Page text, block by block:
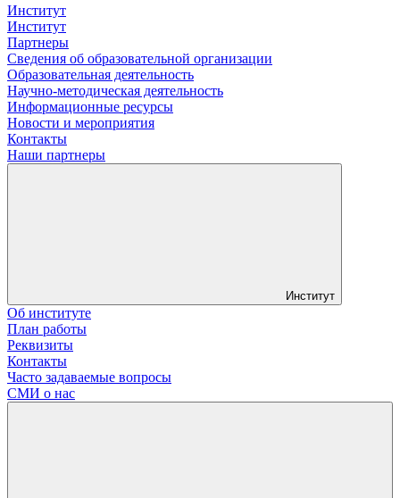
Институт
Институт
Партнеры
Сведения об образовательной организации
Образовательная деятельность
Научно-методическая деятельность
Информационные ресурсы
Новости и мероприятия
Контакты
Наши партнеры
Институт
Об институте
План работы
Реквизиты
Контакты
Часто задаваемые вопросы
СМИ о нас